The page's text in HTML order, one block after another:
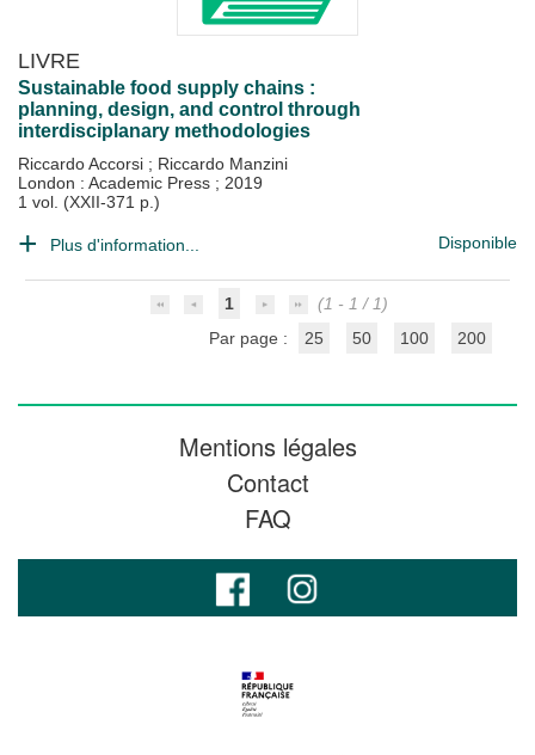
LIVRE
Sustainable food supply chains :
planning, design, and control through
interdisciplanary methodologies
Riccardo Accorsi ; Riccardo Manzini
London : Academic Press ; 2019
1 vol. (XXII-371 p.)
Plus d'information... Disponible
1
(1 - 1 / 1)
Par page :
25 50 100 200
Mentions légales
Contact
FAQ